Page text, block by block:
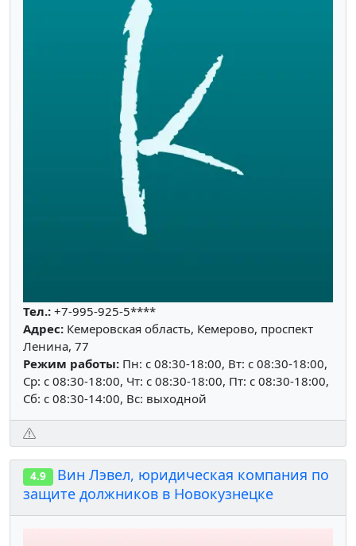
Тел.: +7-995-925-5****
Адрес: Кемеровская область, Кемерово, проспект
Ленина, 77
Режим работы: Пн: c 08:30-18:00, Вт: c 08:30-18:00,
Ср: c 08:30-18:00, Чт: c 08:30-18:00, Пт: c 08:30-18:00,
Сб: c 08:30-14:00, Вс: выходной
4.9
Вин Лэвел, юридическая компания по
защите должников в Новокузнецке